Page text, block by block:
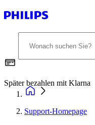
Später bezahlen mit Klarna
Support-Homepage